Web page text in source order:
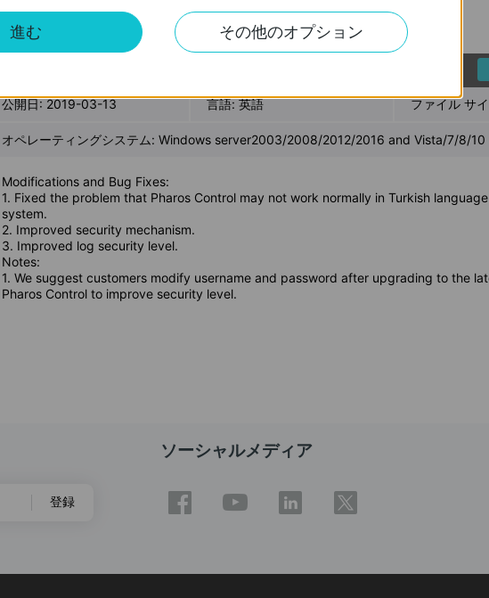
2. Pharos Control only supports JRE1.7 and JRE1.8.
公開日:2019-03-13 言語:英語 ファイル サ
オペレーティングシステム: Windows server2003/2008/2012/2016 and Vista/7/8/10
Modifications and Bug Fixes:
1. Fixed the problem that Pharos Control may not work normally in Turkish
system.
2. Improved security mechanism.
3. Improved log security level.
Notes:
1. We suggest customers modify username and password after upgrading to the
Pharos Control to improve security level.
登録
ソーシャルメディア
進む その他のオプション